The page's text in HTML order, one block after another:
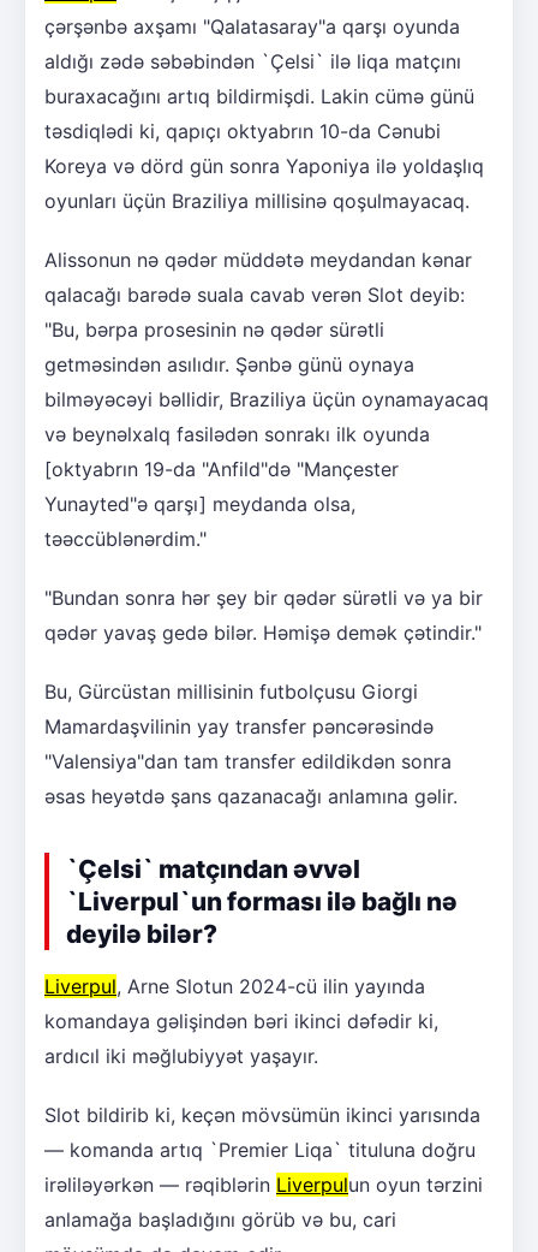
çərşənbə axşamı "Qalatasaray"a qarşı oyunda
aldığı zədə səbəbindən `Çelsi` ilə liqa matçını
buraxacağını artıq bildirmişdi. Lakin cümə günü
təsdiqlədi ki, qapıçı oktyabrın 10-da Cənubi
Koreya və dörd gün sonra Yaponiya ilə yoldaşlıq
oyunları üçün Braziliya millisinə qoşulmayacaq.
Alissonun nə qədər müddətə meydandan kənar
qalacağı barədə suala cavab verən Slot deyib:
"Bu, bərpa prosesinin nə qədər sürətli
getməsindən asılıdır. Şənbə günü oynaya
bilməyəcəyi bəllidir, Braziliya üçün oynamayacaq
və beynəlxalq fasilədən sonrakı ilk oyunda
[oktyabrın 19-da "Anfild"də "Mançester
Yunayted"ə qarşı] meydanda olsa,
təəccüblənərdim."
"Bundan sonra hər şey bir qədər sürətli və ya bir
qədər yavaş gedə bilər. Həmişə demək çətindir."
Bu, Gürcüstan millisinin futbolçusu Giorgi
Mamardaşvilinin yay transfer pəncərəsində
"Valensiya"dan tam transfer edildikdən sonra
əsas heyətdə şans qazanacağı anlamına gəlir.
`Çelsi` matçından əvvəl
`Liverpul`un forması ilə bağlı nə
deyilə bilər?
Liverpul, Arne Slotun 2024-cü ilin yayında
komandaya gəlişindən bəri ikinci dəfədir ki,
ardıcıl iki məğlubiyyət yaşayır.
Slot bildirib ki, keçən mövsümün ikinci yarısında
— komanda artıq `Premier Liqa` tituluna doğru
irəliləyərkən — rəqiblərin Liverpulun oyun tərzini
anlamağa başladığını görüb və bu, cari